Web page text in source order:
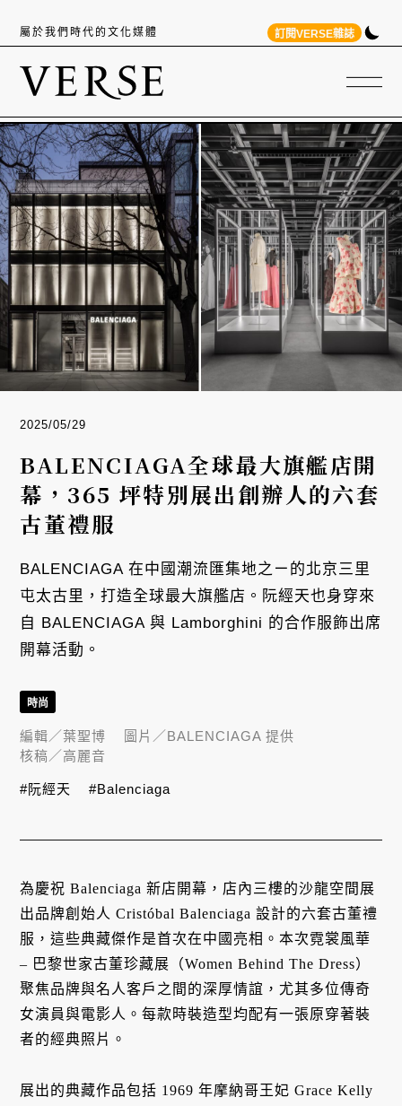
屬於我們時代的文化媒體 訂閱VERSE雜誌
2025/05/29
BALENCIAGA全球最大旗艦店開
幕，365 坪特別展出創辦人的六套
古董禮服
BALENCIAGA 在中國潮流匯集地之ㄧ的北京三里
屯太古里，打造全球最大旗艦店。阮經天也身穿來
自 BALENCIAGA 與 Lamborghini 的合作服飾出席
開幕活動。
為慶祝 Balenciaga 新店開幕，店內三樓的沙龍空間展
出品牌創始人 Cristóbal Balenciaga 設計的六套古董禮
服，這些典藏傑作是首次在中國亮相。本次霓裳風華
– 巴黎世家古董珍藏展（Women Behind The Dress）
聚焦品牌與名人客戶之間的深厚情誼，尤其多位傳奇
女演員與電影人。每款時裝造型均配有一張原穿著裝
者的經典照片。
展出的典藏作品包括 1969 年摩納哥王妃 Grace Kelly
時尚
編輯／葉聖博 圖片／BALENCIAGA 提供
核稿／高麗音
#阮經天 #Balenciaga